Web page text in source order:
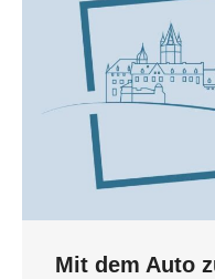
Mit dem Auto